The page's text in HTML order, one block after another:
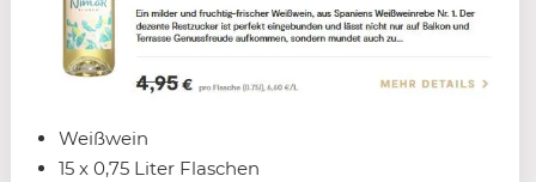
Weißwein
15 x 0,75 Liter Flaschen